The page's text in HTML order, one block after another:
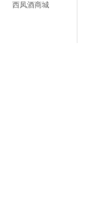
西凤酒商城